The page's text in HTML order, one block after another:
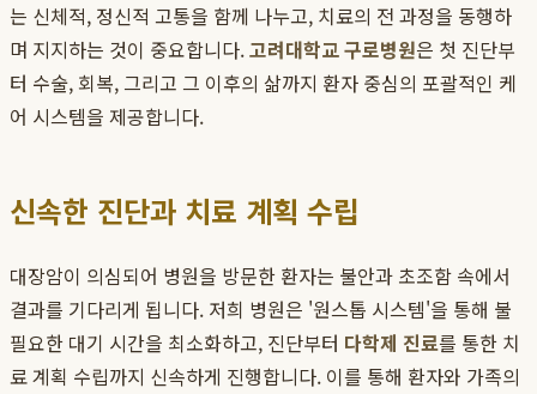
는 신체적, 정신적 고통을 함께 나누고, 치료의 전 과정을 동행하
며 지지하는 것이 중요합니다.고려대학교 구로병원은 첫 진단부
터 수술, 회복, 그리고 그 이후의 삶까지 환자 중심의 포괄적인 케
어 시스템을 제공합니다.
신속한 진단과 치료 계획 수립
대장암이 의심되어 병원을 방문한 환자는 불안과 초조함 속에서
결과를 기다리게 됩니다. 저희 병원은 '원스톱 시스템'을 통해 불
필요한 대기 시간을 최소화하고, 진단부터 다학제 진료를 통한 치
료 계획 수립까지 신속하게 진행합니다. 이를 통해 환자와 가족의